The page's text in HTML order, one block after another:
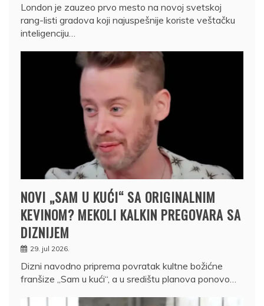
London je zauzeo prvo mesto na novoj svetskoj
rang-listi gradova koji najuspešnije koriste veštačku
inteligenciju…
NOVI „SAM U KUĆI“ SA ORIGINALNIM
KEVINOM? MEKOLI KALKIN PREGOVARA SA
DIZNIJEM
29. jul 2026.
Dizni navodno priprema povratak kultne božićne
franšize „Sam u kući“, a u središtu planova ponovo…